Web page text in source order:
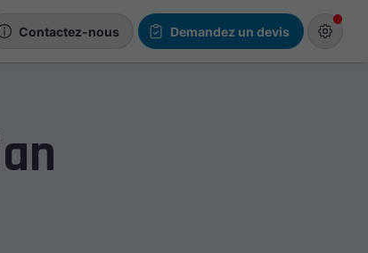
Contactez-nous Demandez un devis